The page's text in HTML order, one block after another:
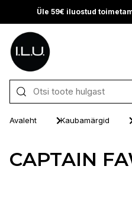
Üle 59€ iluostud
Otse sisu juurde
Avaleht Kaubamärgid
CAPTAIN